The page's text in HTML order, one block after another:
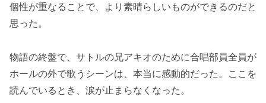
個性が重なることで、より素晴らしいものができるのだと
思った。
物語の終盤で、サトルの兄アキオのために合唱部員全員が
ホールの外で歌うシーンは、本当に感動的だった。ここを
読んでいるとき、涙が止まらなくなった。